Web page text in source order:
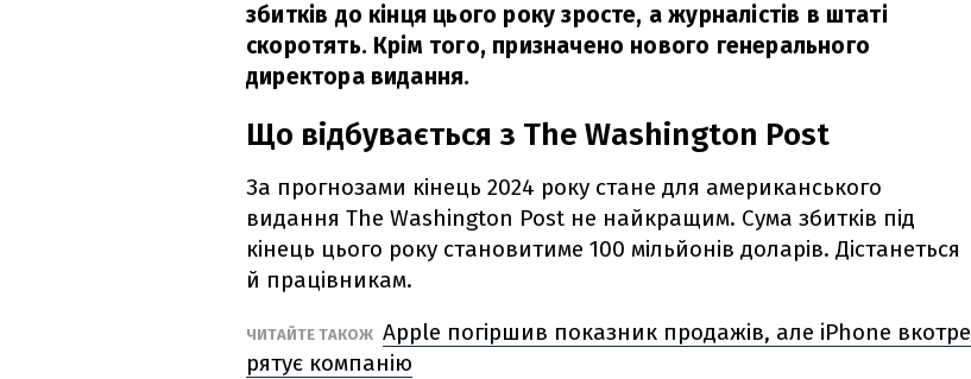
збитків до кінця цього року зросте, а журналістів в штаті
скоротять. Крім того, призначено нового генерального
директора видання.
Що відбувається з The Washington Post
За прогнозами кінець 2024 року стане для американського
видання The Washington Post не найкращим. Сума збитків під
кінець цього року становитиме 100 мільйонів доларів. Дістанеться
й працівникам.
ЧИТАЙТЕ ТАКОЖ Apple погіршив показник продажів, але iPhone вкотре
рятує компанію